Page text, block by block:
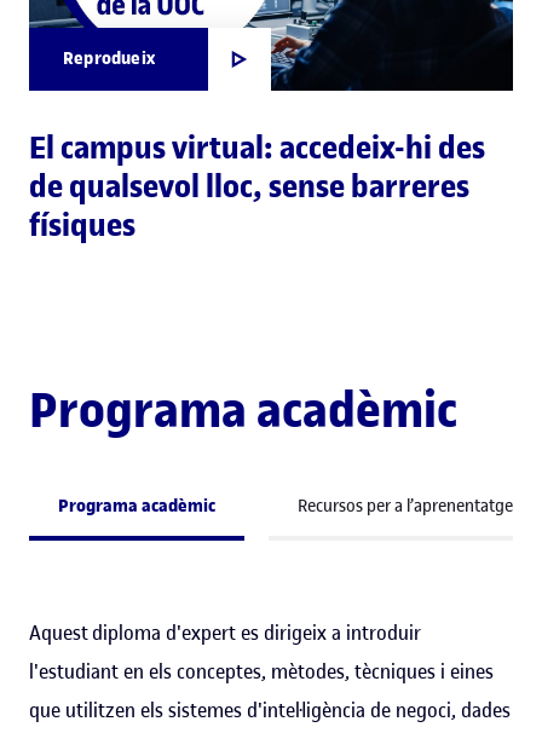
Reprodueix
El campus virtual: accedeix-hi des
de qualsevol lloc, sense barreres
físiques
Programa acadèmic
Programa acadèmic Recursos per a l’aprenentatge
Aquest diploma d'expert es dirigeix a introduir
l'estudiant en els conceptes, mètodes, tècniques i eines
que utilitzen els sistemes d'intel·ligència de negoci, dades